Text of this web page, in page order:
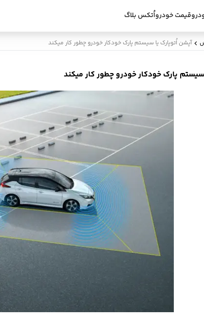
قیمت خودرواُتکس بلاگ
آپشن اُتوپارک یا سیستم پارک خودکار خودرو چطور کار میکند
پارک خودکار خودرو چطور کار میکند